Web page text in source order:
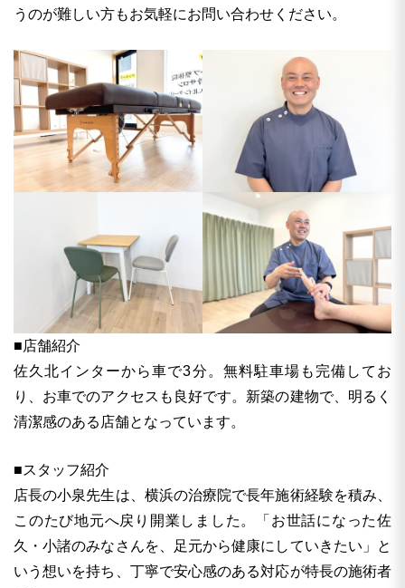
うのが難しい方もお気軽にお問い合わせください。
■店舗紹介
佐久北インターから車で3分。無料駐車場も完備してお
り、お車でのアクセスも良好です。新築の建物で、明るく
清潔感のある店舗となっています。
■スタッフ紹介
店長の小泉先生は、横浜の治療院で長年施術経験を積み、
このたび地元へ戻り開業しました。「お世話になった佐
久・小諸のみなさんを、足元から健康にしていきたい」と
いう想いを持ち、丁寧で安心感のある対応が特長の施術者